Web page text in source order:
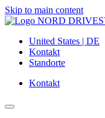
Skip to main content
United States | DE
Kontakt
Standorte
Kontakt